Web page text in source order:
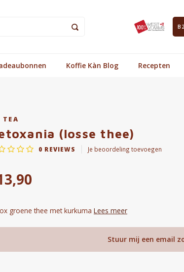
Koffie Kàn Blog Recepten
TEA
(losse thee)
0 REVIEWS Je beoordeling toevoegen
groene thee met kurkuma Lees meer
Stuur mij een email